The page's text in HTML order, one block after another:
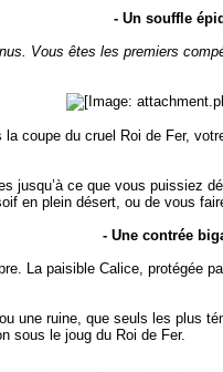
- Un souffle
Vous êtes les premiers
coupe du cruel Roi de Fer,
jusqu’à ce que vous
en plein désert, ou de vous
- Une contrée
La paisible Calice,
une ruine, que seuls les
sous le joug du Roi de Fer.